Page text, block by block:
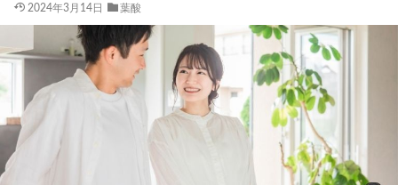
2024年3月14日 葉酸